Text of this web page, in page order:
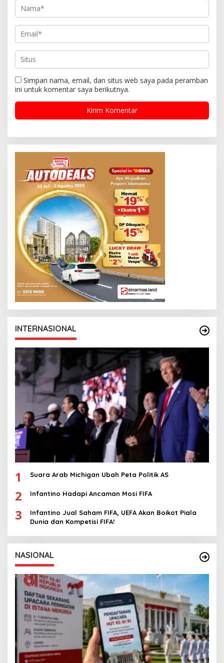
Simpan nama, email, dan situs web saya pada peramban
ini untuk komentar saya berikutnya.
INTERNASIONAL
1 Suara Arab Michigan Ubah Peta Politik AS
2 Infantino Hadapi Ancaman Mosi FIFA
3
Infantino Jual Saham FIFA, UEFA Akan Boikot Piala
Dunia dan Kompetisi FIFA!
NASIONAL